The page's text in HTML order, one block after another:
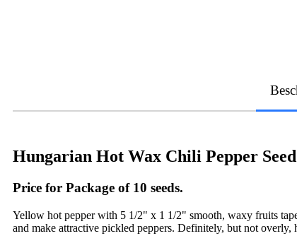
Hungarian Hot Wax Chili Pepper Seed
Price for Package of 10 seeds.
Yellow hot pepper with 5 1/2" x 1 1/2" smooth, waxy fruits
and make attractive pickled peppers. Definitely, but not overly,